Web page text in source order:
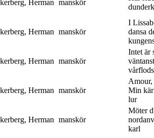
Herman manskör
Herman manskör
I
dansa
Herman manskör
Intet är
Herman manskör
Min
lur
Herman manskör
Möter
karl